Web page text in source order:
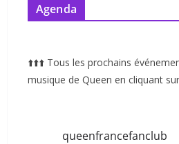
Agenda
⬆️⬆️⬆️ Tous les prochains
musique de Queen en cliquant
queenfrancefanclub